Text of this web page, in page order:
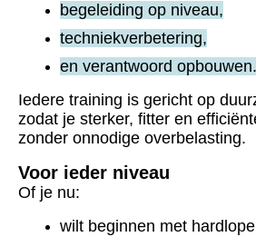
begeleiding op niveau,
techniekverbetering,
en verantwoord opbouwen.
Iedere training is gericht op
zodat je sterker, fitter en
zonder onnodige overbelasting.
Voor ieder niveau
Of je nu:
wilt beginnen met